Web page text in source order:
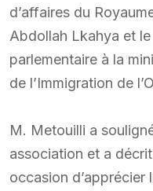
d’affaires du
Abdollah Lkahya et
parlementaire à la
de l’Immigration de
M. Metouilli a
association et a
occasion d’apprécier